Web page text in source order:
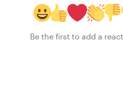
Be the first to add a